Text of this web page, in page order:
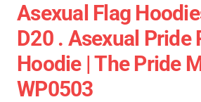
Asexual Flag
D20 . Asexual Pride
Hoodie | The Pride
WP0503